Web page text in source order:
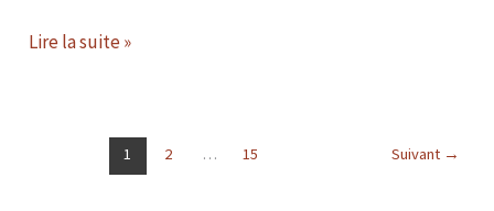
Lire la suite »
1 2 … 15 Suivant →